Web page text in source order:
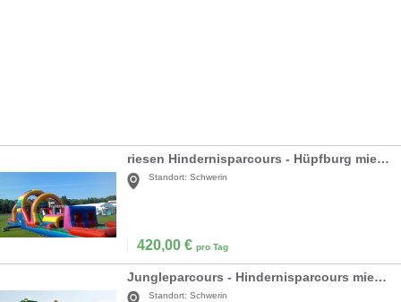
riesen Hindernisparcours - Hüpfburg mieten
Standort: Schwerin
420,00 € pro Tag
Jungleparcours - Hindernisparcours mieten
Standort: Schwerin